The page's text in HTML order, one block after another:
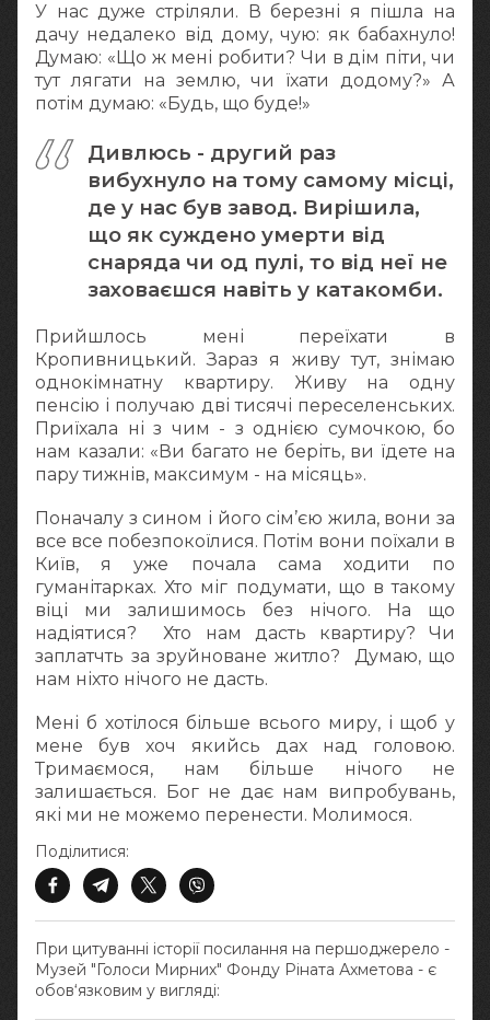
У нас дуже стріляли. В березні я пішла на
дачу недалеко від дому, чую: як бабахнуло!
Думаю: «Що ж мені робити? Чи в дім піти, чи
тут лягати на землю, чи їхати додому?» А
потім думаю: «Будь, що буде!»
Дивлюсь - другий раз
вибухнуло на тому самому місці,
де у нас був завод. Вирішила,
що як суждено умерти від
снаряда чи од пулі, то від неї не
заховаєшся навіть у катакомби.
Прийшлось мені переїхати в
Кропивницький. Зараз я живу тут, знімаю
однокімнатну квартиру. Живу на одну
пенсію і получаю дві тисячі переселенських.
Приїхала ні з чим - з однією сумочкою, бо
нам казали: «Ви багато не беріть, ви їдете на
пару тижнів, максимум - на місяць».
Поначалу з сином і його сім’єю жила, вони за
все все побезпокоїлися. Потім вони поїхали в
Київ, я уже почала сама ходити по
гуманітарках. Хто міг подумати, що в такому
віці ми залишимось без нічого. На що
надіятися? Хто нам дасть квартиру? Чи
заплатчть за зруйноване житло? Думаю, що
нам ніхто нічого не дасть.
Мені б хотілося більше всього миру, і щоб у
мене був хоч якийсь дах над головою.
Тримаємося, нам більше нічого не
залишається. Бог не дає нам випробувань,
які ми не можемо перенести. Молимося.
При цитуванні історії посилання на першоджерело -
Музей "Голоси Мирних" Фонду Ріната Ахметова - є
обов‘язковим у вигляді:
Поділитися: